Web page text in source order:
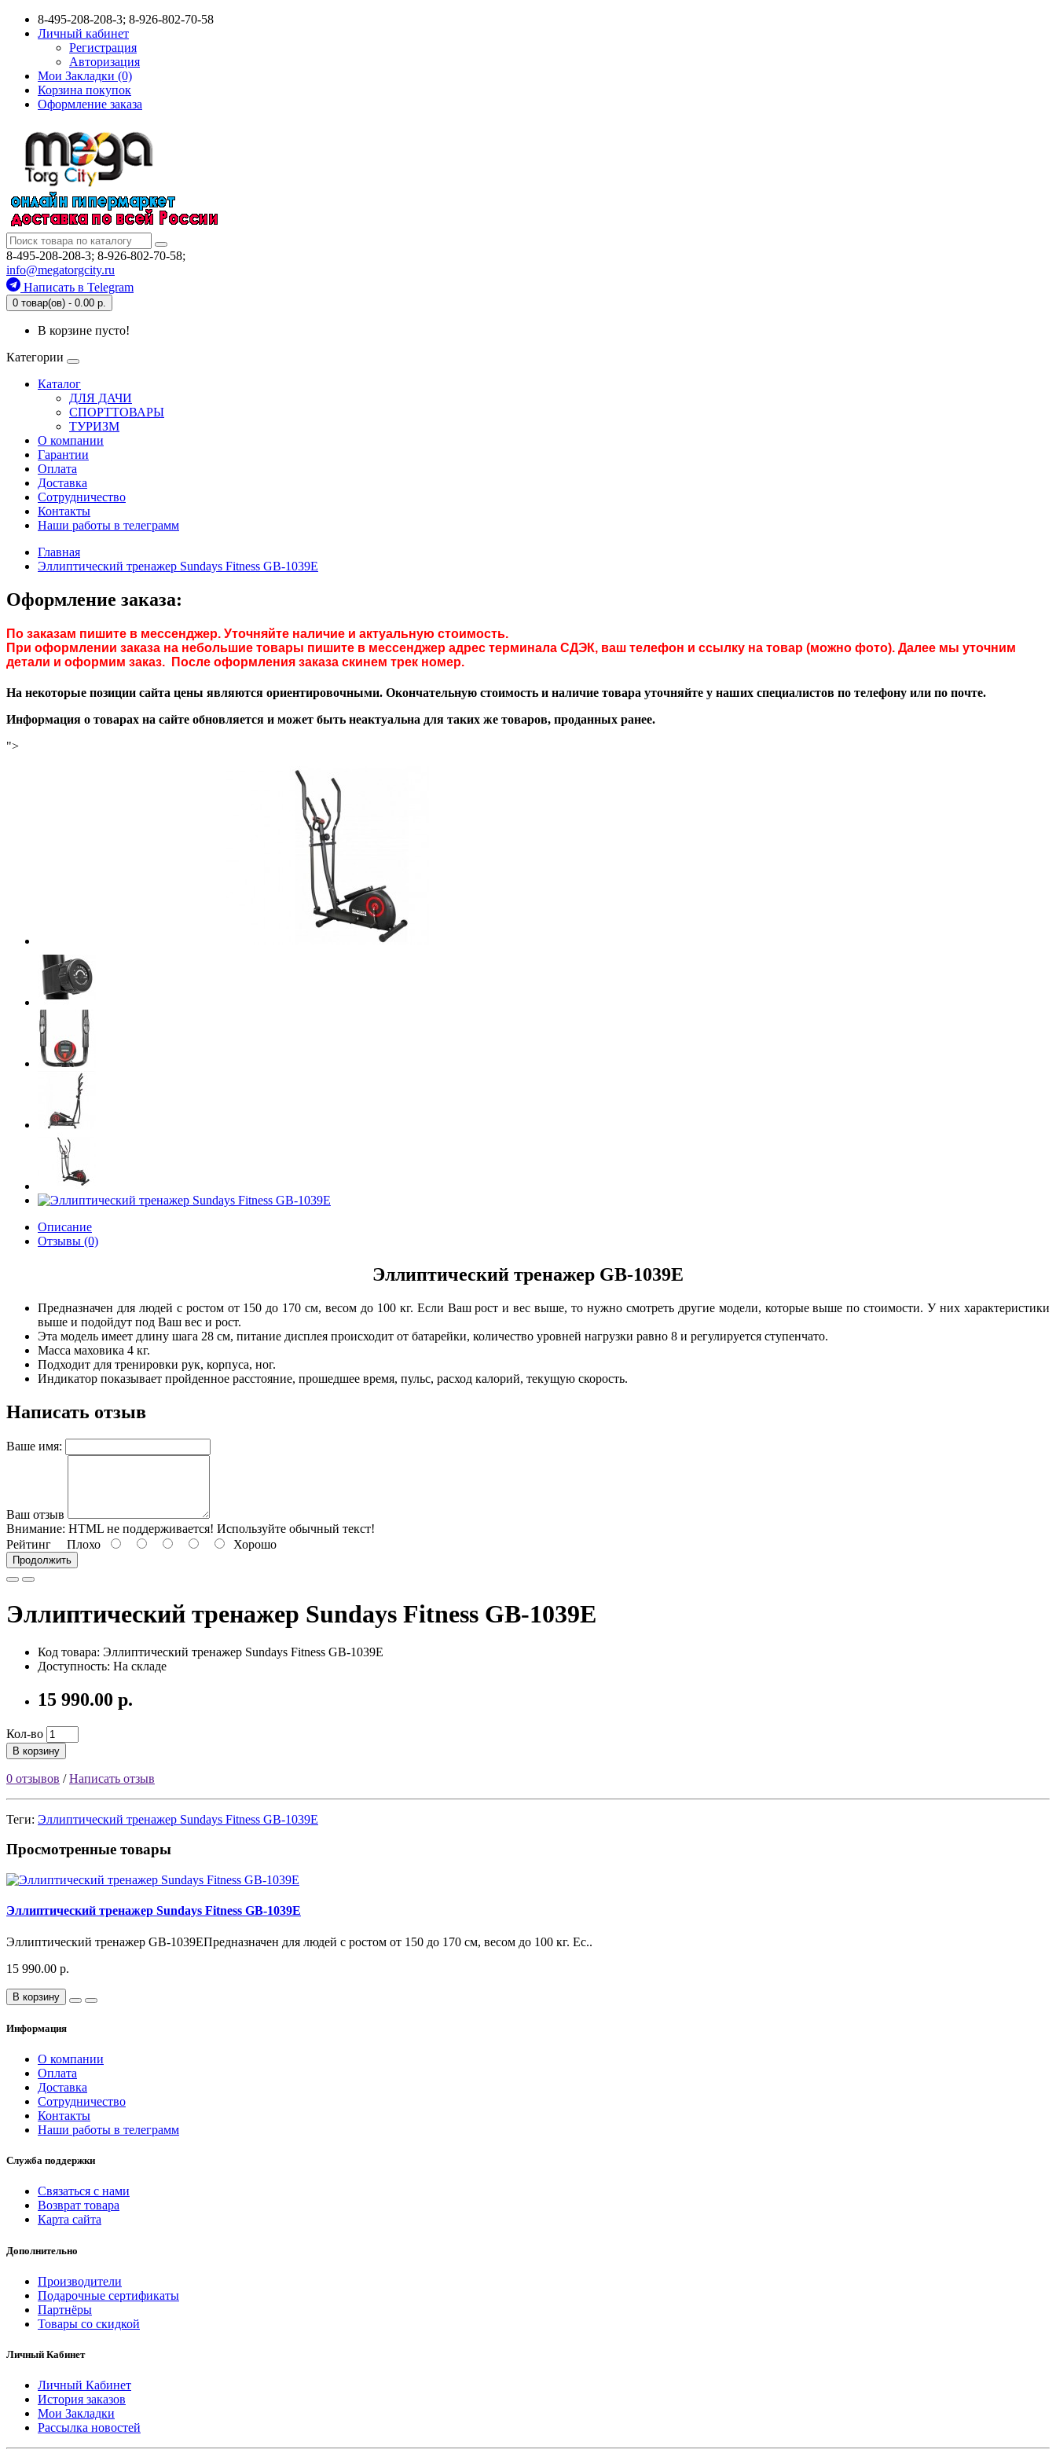
8-495-208-208-3; 8-926-802-70-58
Личный кабинет
Регистрация
Авторизация
Мои Закладки (0)
Корзина покупок
Оформление заказа
8-495-208-208-3; 8-926-802-70-58;
info@megatorgcity.ru
Написать в Telegram
0 товар(ов) - 0.00 р.
В корзине пусто!
Категории
Каталог
ДЛЯ ДАЧИ
СПОРТТОВАРЫ
ТУРИЗМ
О компании
Гарантии
Оплата
Доставка
Сотрудничество
Контакты
Наши работы в телеграмм
Главная
Эллиптический тренажер Sundays Fitness GB-1039E
Оформление заказа:
По заказам пишите в мессенджер. Уточняйте наличие и актуальную стоимость.
При оформлении заказа на небольшие товары пишите в мессенджер адрес терминала СДЭК, ваш телефон и ссылку на товар (можно фото). Далее мы уточним
детали и оформим заказ. После оформления заказа скинем трек номер.
На некоторые позиции сайта цены являются ориентировочными. Окончательную стоимость и наличие товара уточняйте у наших специалистов по телефону или по почте.
Информация о товарах на сайте обновляется и может быть неактуальна для таких же товаров, проданных ранее.
">
Описание
Отзывы (0)
Эллиптический тренажер GB-1039E
Предназначен для людей с ростом от 150 до 170 см, весом до 100 кг. Если Ваш рост и вес выше, то нужно смотреть другие модели, которые выше по стоимости. У них характеристики
выше и подойдут под Ваш вес и рост.
Эта модель имеет длину шага 28 см, питание дисплея происходит от батарейки, количество уровней нагрузки равно 8 и регулируется ступенчато.
Масса маховика 4 кг.
Подходит для тренировки рук, корпуса, ног.
Индикатор показывает пройденное расстояние, прошедшее время, пульс, расход калорий, текущую скорость.
Написать отзыв
Ваше имя:
Ваш отзыв
Внимание: HTML не поддерживается! Используйте обычный текст!
Рейтинг Плохо Хорошо
Продолжить
Эллиптический тренажер Sundays Fitness GB-1039E
Код товара: Эллиптический тренажер Sundays Fitness GB-1039E
Доступность: На складе
15 990.00 р.
Кол-во
В корзину
0 отзывов /Написать отзыв
Теги: Эллиптический тренажер Sundays Fitness GB-1039E
Просмотренные товары
Эллиптический тренажер Sundays Fitness GB-1039E
Эллиптический тренажер GB-1039EПредназначен для людей с ростом от 150 до 170 см, весом до 100 кг. Ес..
15 990.00 р.
В корзину
Информация
О компании
Оплата
Доставка
Сотрудничество
Контакты
Наши работы в телеграмм
Служба поддержки
Связаться с нами
Возврат товара
Карта сайта
Дополнительно
Производители
Подарочные сертификаты
Партнёры
Товары со скидкой
Личный Кабинет
Личный Кабинет
История заказов
Мои Закладки
Рассылка новостей